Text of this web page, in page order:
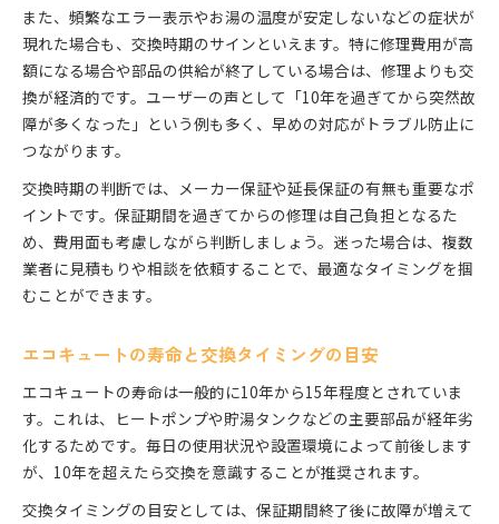
また、頻繁なエラー表示やお湯の温度が安定しないなどの症状が
現れた場合も、交換時期のサインといえます。特に修理費用が高
額になる場合や部品の供給が終了している場合は、修理よりも交
換が経済的です。ユーザーの声として「10年を過ぎてから突然故
障が多くなった」という例も多く、早めの対応がトラブル防止に
つながります。
交換時期の判断では、メーカー保証や延長保証の有無も重要なポ
イントです。保証期間を過ぎてからの修理は自己負担となるた
め、費用面も考慮しながら判断しましょう。迷った場合は、複数
業者に見積もりや相談を依頼することで、最適なタイミングを掴
むことができます。
エコキュートの寿命と交換タイミングの目安
エコキュートの寿命は一般的に10年から15年程度とされていま
す。これは、ヒートポンプや貯湯タンクなどの主要部品が経年劣
化するためです。毎日の使用状況や設置環境によって前後します
が、10年を超えたら交換を意識することが推奨されます。
交換タイミングの目安としては、保証期間終了後に故障が増えて